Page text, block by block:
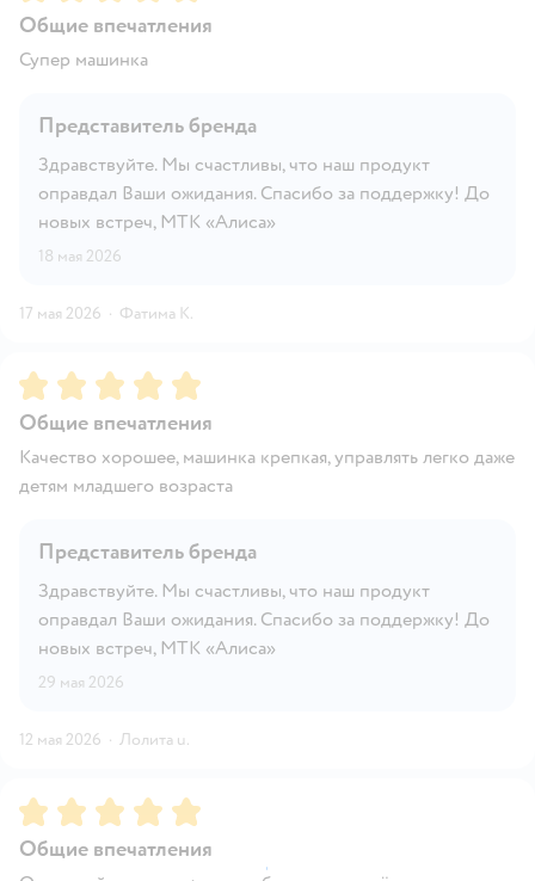
Общие впечатления
Супер машинка
Представитель бренда
Здравствуйте. Мы счастливы, что наш продукт
оправдал Ваши ожидания. Спасибо за поддержку! До
новых встреч, МТК «Алиса»
18 мая 2026
17 мая 2026 · Фатима К.
Рейтинг:5
Общие впечатления
Качество хорошее, машинка крепкая, управлять легко даже
детям младшего возраста
Представитель бренда
Здравствуйте. Мы счастливы, что наш продукт
оправдал Ваши ожидания. Спасибо за поддержку! До
новых встреч, МТК «Алиса»
29 мая 2026
12 мая 2026 · Лолита u.
Рейтинг:5
Общие впечатления